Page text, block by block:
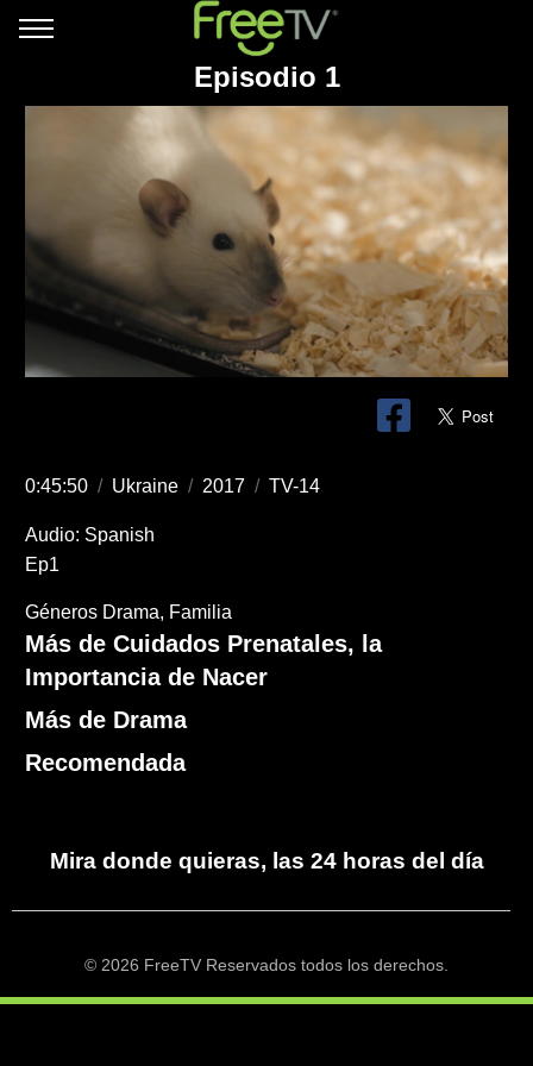
Episodio 1
0:45:50 / Ukraine / 2017 / TV-14
Audio: Spanish
Ep1
Géneros Drama Familia
Más de Cuidados Prenatales, la
Importancia de Nacer
Más de Drama
Recomendada
Mira donde quieras, las 24 horas del día
© 2026 FreeTV Reservados todos los derechos.